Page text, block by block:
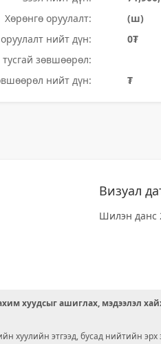
Хөрөнгө оруулалт:
(ш)
нийт дүн:
0₮
зөвшөөрөл:
нийт дүн:
₮
Визуал
Шилэн данс
хуудсыг ашиглах, мэдээлэл
хуулийн этгээд, бусад нийтийн